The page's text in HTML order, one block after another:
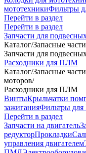
мототехникиФильтры
Перейти в раздел
Перейти в раздел
Запчасти для
Каталог/Запасные части
Запчасти для
Расходники для ПЛМ
Каталог/Запасные части
моторов/
Расходники для ПЛМ
ВинтыКрыльчатки
зажиганияФильтры
Перейти в раздел
Запчасти на двигатель
редукторПрокладки
управления двигателем